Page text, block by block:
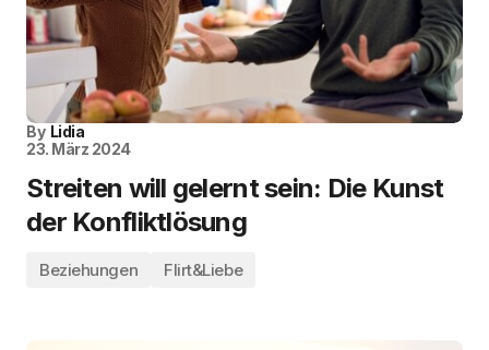
By Lidia
23. März 2024
Streiten will gelernt sein: Die Kunst
der Konfliktlösung
Beziehungen Flirt&Liebe